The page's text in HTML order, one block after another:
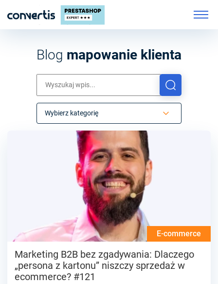
Blog mapowanie klienta
Wybierz kategorię
E-commerce
Marketing B2B bez zgadywania: Dlaczego
„persona z kartonu” niszczy sprzedaż w
ecommerce? #121